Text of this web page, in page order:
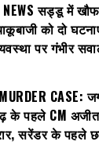
NEWS सड्डू में
को दो
पर गंभीर
CASE:
के पहले CM
सरेंडर के पहले